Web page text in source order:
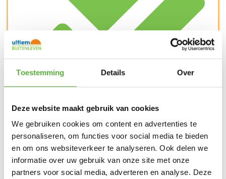
Toestemming Details Over
Deze website maakt gebruik van cookies
We gebruiken cookies om content en advertenties te
personaliseren, om functies voor social media te bieden
en om ons websiteverkeer te analyseren. Ook delen we
informatie over uw gebruik van onze site met onze
partners voor social media, adverteren en analyse. Deze
Kopersbescherming met Trusted Shops
SKUBGE-127853Categorie Big Green Egg accessoires
Merk:Big Green Egg
Merk Big Green Egg
BGE-127853